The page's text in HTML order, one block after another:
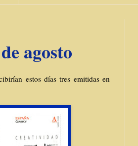
agosto
estos días tres emitidas en